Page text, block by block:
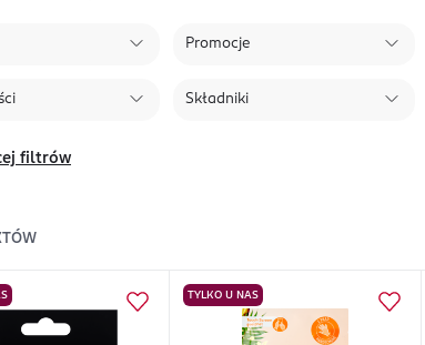
Promocje
Składniki
filtrów
TYLKO U NAS